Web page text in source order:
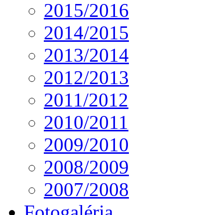
2015/2016
2014/2015
2013/2014
2012/2013
2011/2012
2010/2011
2009/2010
2008/2009
2007/2008